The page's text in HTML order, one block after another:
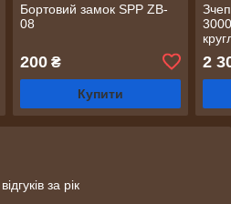
Бортовий замок SPP ZB-
08
200₴
Купити
2
за рік